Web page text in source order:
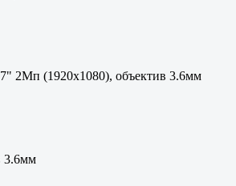
2Мп (1920х1080), объектив 3.6мм
3.6мм